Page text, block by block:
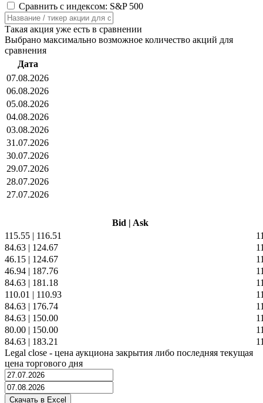
Сравнить с индексом: S&P 500
Такая акция уже есть в сравнении
Выбрано максимально возможное количество акций для
сравнения
Дата
07.08.2026
06.08.2026
05.08.2026
04.08.2026
03.08.2026
31.07.2026
30.07.2026
29.07.2026
28.07.2026
27.07.2026
Bid | Ask
115.55 | 116.51
84.63 | 124.67
46.15 | 124.67
46.94 | 187.76
84.63 | 181.18
110.01 | 110.93
84.63 | 176.74
84.63 | 150.00
80.00 | 150.00
84.63 | 183.21
Legal close - цена аукциона закрытия либо последняя текущая
цена торгового дня